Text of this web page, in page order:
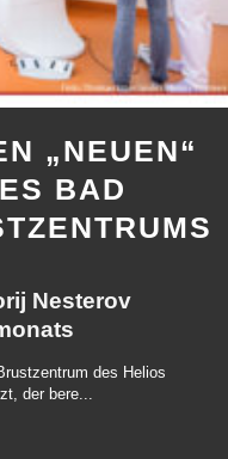
„NEUEN“
BAD
Nesterov
des Helios
der bere...